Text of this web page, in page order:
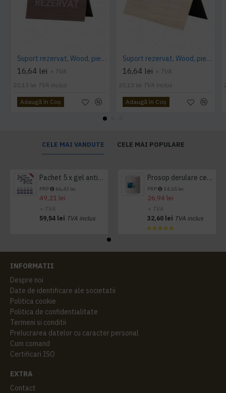
Suport rezervat, Wood, piele PU interior/exterior, lavabila, maro
16,64 lei + TVA
20,13 lei TVA inclus
Adaugă în Coş
Suport rezervat, Wood, piele PU interior/exterior, lavabila, bej
16,64 lei + TVA
20,13 lei TVA inclus
Adaugă în Coş
CELE MAI VANDUTE CELE MAI POPULARE
Pachet 5 x gel antibacterian 50ml si 3 x Servetele antibacteriene 48 buc Hygienium
PRP 66,43 lei
49,21 lei
+ TVA
59,54 lei TVA inclus
Prosop derulare centrala 1 pliu, 300 m Tork
PRP 34,65 lei
26,94 lei
+ TVA
32,60 lei TVA inclus
INFORMATII
Despre noi
Date de identificare ale societatii
Politica cookie
Politica de confidentialitate
Termeni si conditii
Prelucrarea datelor cu caracter personal
Cum comand
Certificari ISO
EXTRA
Contact